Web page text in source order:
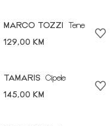
MARCO TOZZI
Tene
129,00 KM
TAMARIS
Cipele
145,00 KM